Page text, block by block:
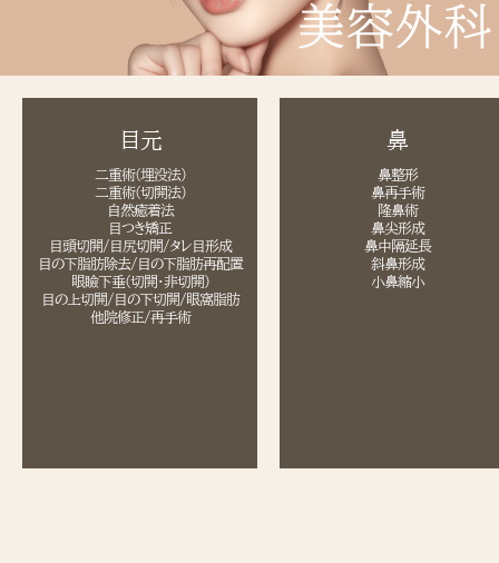
目元
二重術(埋没法)
二重術(切開法)
自然癒着法
目つき矯正
目頭切開/目尻切開/タレ目形成
目の下脂肪除去/目の下脂肪再配置
眼瞼下垂(切開・非切開)
目の上切開/目の下切開/眼窩脂肪
他院修正/再手術
鼻
鼻整形
鼻再手術
隆鼻術
鼻尖形成
鼻中隔延長
斜鼻形成
小鼻縮小